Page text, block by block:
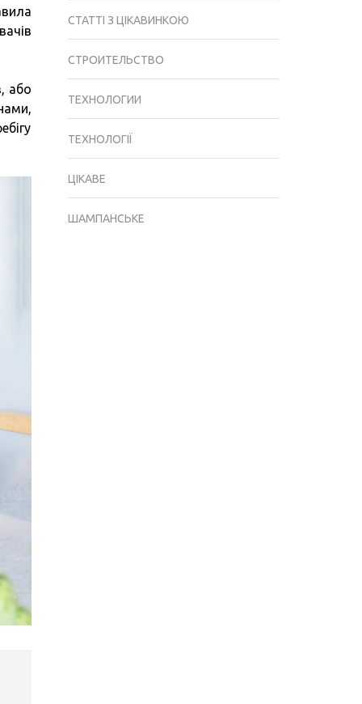
або
СТАТТІ З ЦІКАВИНКОЮ
СТРОИТЕЛЬСТВО
ТЕХНОЛОГИИ
ТЕХНОЛОГІЇ
ЦІКАВЕ
ШАМПАНСЬКЕ